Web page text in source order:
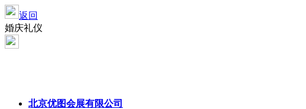
返回
婚庆礼仪
北京优图会展有限公司